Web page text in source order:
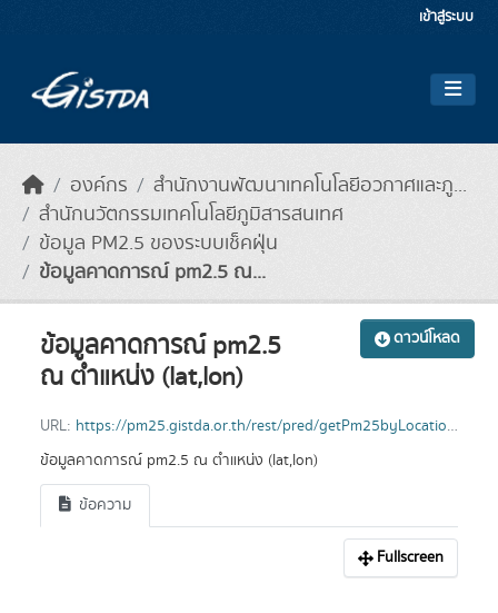
เข้าสู่ระบบ
องค์กร
สำนักงานพัฒนาเทคโนโลยีอวกาศและภู...
สำนักนวัตกรรมเทคโนโลยีภูมิสารสนเทศ
ข้อมูล PM2.5 ของระบบเช็คฝุ่น
ข้อมูลคาดการณ์ pm2.5 ณ...
ดาวน์โหลด
ข้อมูลคาดการณ์ pm2.5
ณ ตำแหน่ง (lat,lon)
URL: https://pm25.gistda.or.th/rest/pred/getPm25byLocation?lat=14&lng=100
ข้อมูลคาดการณ์ pm2.5 ณ ตำแหน่ง (lat,lon)
ข้อความ
Fullscreen